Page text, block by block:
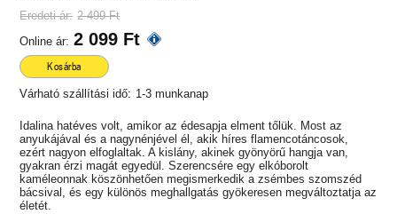
Eredeti ár: 2 499 Ft
Online ár: 2 099 Ft
Kosárba
Várható szállítási idő: 1-3 munkanap
Idalina hatéves volt, amikor az édesapja elment tőlük. Most az
anyukájával és a nagynénjével él, akik híres flamencotáncosok,
ezért nagyon elfoglaltak. A kislány, akinek gyönyörű hangja van,
gyakran érzi magát egyedül. Szerencsére egy elkóborolt
kaméleonnak köszönhetően megismerkedik a zsémbes szomszéd
bácsival, és egy különös meghallgatás gyökeresen megváltoztatja az
életét.